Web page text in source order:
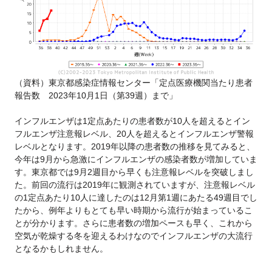
（資料）東京都感染症情報センター「定点医療機関当たり患者
報告数 2023年10月1日（第39週）まで」
インフルエンザは1定点あたりの患者数が10人を超えるとイン
フルエンザ注意報レベル、20人を超えるとインフルエンザ警報
レベルとなります。2019年以降の患者数の推移を見てみると、
今年は9月から急激にインフルエンザの感染者数が増加していま
す。東京都では9月2週目から早くも注意報レベルを突破しまし
た。前回の流行は2019年に観測されていますが、注意報レベル
の1定点あたり10人に達したのは12月第1週にあたる49週目でし
たから、例年よりもとても早い時期から流行が始まっているこ
とが分かります。さらに患者数の増加ペースも早く、これから
空気が乾燥する冬を迎えるわけなのでインフルエンザの大流行
となるかもしれません。